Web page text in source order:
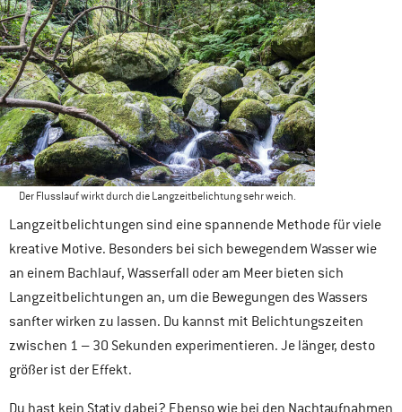
Der Flusslauf wirkt durch die Langzeitbelichtung sehr weich.
Langzeitbelichtungen sind eine spannende Methode für viele
kreative Motive. Besonders bei sich bewegendem Wasser wie
an einem Bachlauf, Wasserfall oder am Meer bieten sich
Langzeitbelichtungen an, um die Bewegungen des Wassers
sanfter wirken zu lassen. Du kannst mit Belichtungszeiten
zwischen 1 – 30 Sekunden experimentieren. Je länger, desto
größer ist der Effekt.
Du hast kein Stativ dabei? Ebenso wie bei den Nachtaufnahmen